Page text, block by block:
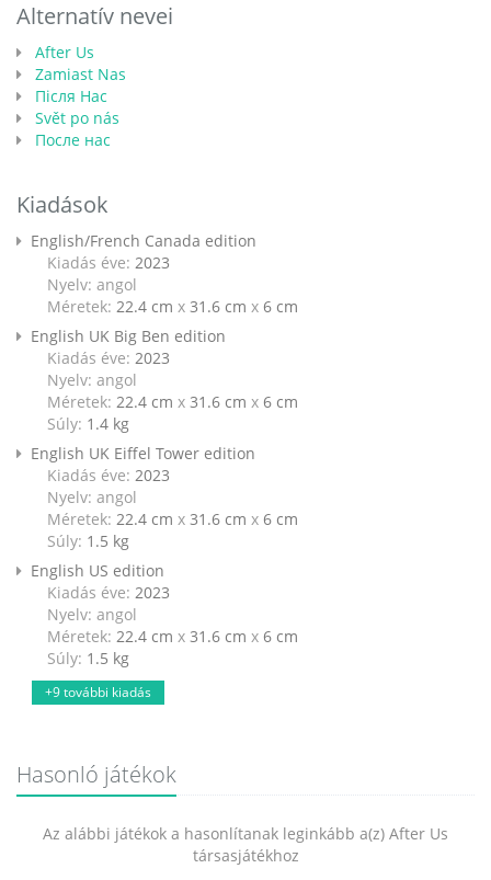
Alternatív nevei
After Us
Zamiast Nas
Після Нас
Svět po nás
После нас
Kiadások
English/French Canada edition
Kiadás éve: 2023
Nyelv: angol
Méretek: 22.4 cm x 31.6 cm x 6 cm
English UK Big Ben edition
Kiadás éve: 2023
Nyelv: angol
Méretek: 22.4 cm x 31.6 cm x 6 cm
Súly: 1.4 kg
English UK Eiffel Tower edition
Kiadás éve: 2023
Nyelv: angol
Méretek: 22.4 cm x 31.6 cm x 6 cm
Súly: 1.5 kg
English US edition
Kiadás éve: 2023
Nyelv: angol
Méretek: 22.4 cm x 31.6 cm x 6 cm
Súly: 1.5 kg
+9 további kiadás
Hasonló játékok
Az alábbi játékok a hasonlítanak leginkább a(z) After Us
társasjátékhoz